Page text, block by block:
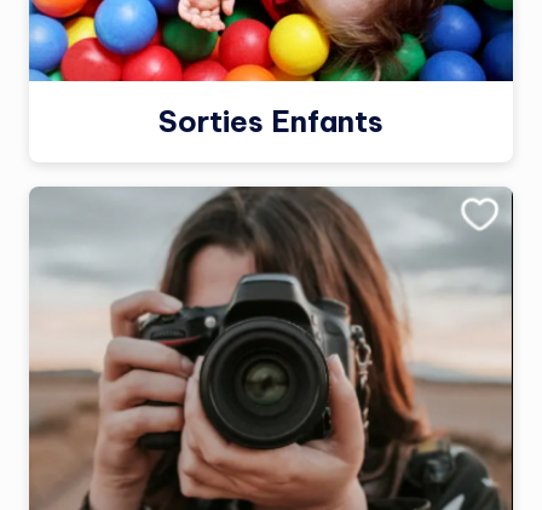
Sorties Enfants